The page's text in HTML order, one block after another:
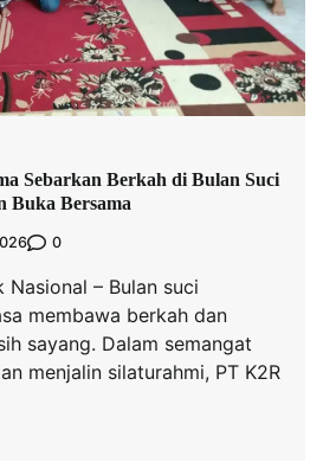
Sebarkan Berkah di Bulan Suci
Buka Bersama
0
Nasional – Bulan suci
membawa berkah dan
sayang. Dalam semangat
menjalin silaturahmi, PT K2R